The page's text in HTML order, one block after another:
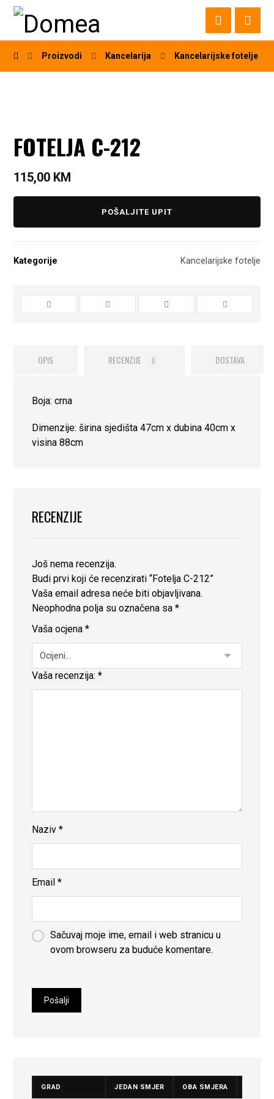
Proizvodi Kancelarija Kancelarijske fotelje
FOTELJA C-212
115,00 KM
POŠALJITE UPIT
Kategorije Kancelarijske fotelje
OPIS RECENZIJE 0 DOSTAVA
Boja: crna
Dimenzije: širina sjedišta 47cm x dubina 40cm x
visina 88cm
RECENZIJE
Još nema recenzija.
Budi prvi koji će recenzirati “Fotelja C-212”
Vaša email adresa neće biti objavljivana.
Neophodna polja su označena sa*
Vaša ocjena*
Vaša recenzija:*
Naziv*
Email*
Sačuvaj moje ime, email i web stranicu u
ovom browseru za buduće komentare.
GRAD JEDAN SMJER OBA SMJERA